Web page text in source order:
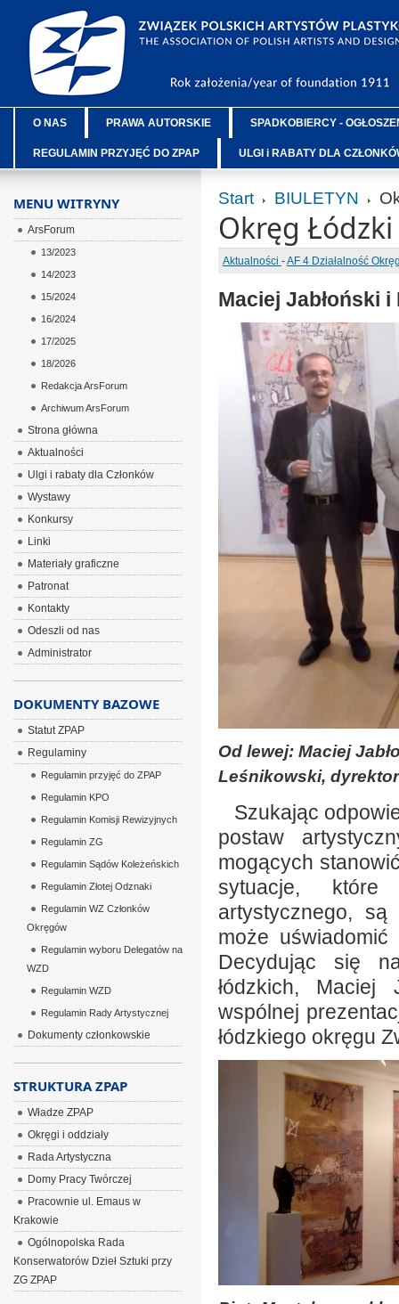
O NAS PRAWA AUTORSKIE SPADKOBIERCY -
REGULAMIN PRZYJĘĆ DO ZPAP ULGI i RABATY DLA
Start BIULETYN
Okręg Łódzki
Aktualności -AF 4 Działalność
Maciej Jabłoński
Od lewej: Maciej
Leśnikowski,
Szukając
postaw
mogących
sytuacje, które
artystycznego,
może
Decydując się
łódzkich, Maciej
wspólnej
łódzkiego okręgu
MENU WITRYNY
ArsForum
13/2023
14/2023
15/2024
16/2024
17/2025
18/2026
Redakcja ArsForum
Archiwum ArsForum
Strona główna
Aktualności
Ulgi i rabaty dla Członków
Wystawy
Konkursy
Linki
Materiały graficzne
Patronat
Kontakty
Odeszli od nas
Administrator
DOKUMENTY BAZOWE
Statut ZPAP
Regulaminy
Regulamin przyjęć do ZPAP
Regulamin KPO
Regulamin Komisji Rewizyjnych
Regulamin ZG
Regulamin Sądów Koleżeńskich
Regulamin Złotej Odznaki
Regulamin WZ Członków
Okręgów
Regulamin wyboru Delegatów na
WZD
Regulamin WZD
Regulamin Rady Artystycznej
Dokumenty członkowskie
STRUKTURA ZPAP
Władze ZPAP
Okręgi i oddziały
Rada Artystyczna
Domy Pracy Twórczej
Pracownie ul. Emaus w
Krakowie
Ogólnopolska Rada
Konserwatorów Dzieł Sztuki przy
ZG ZPAP